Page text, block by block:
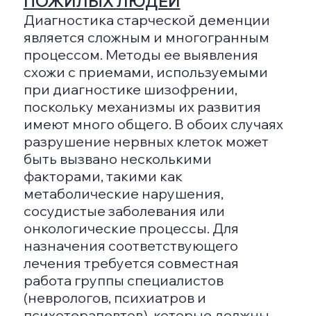
ПРОФИЛАКТИКА ДЕМЕНЦИИ
На текущий момент не разработаны
профилактические меры для
предотвращения старческой
деменции, что, к сожалению, является
действительностью. Однако важно
отметить, что заболевание, которое
проявляется позже, обычно
прогрессирует медленнее, что
создаёт более благоприятный
прогноз.
Качественный профессиональный
уход и регулярная медикаментозная
терапия могут помочь замедлить
проявление ключевых симптомов и
улучшить общее качество жизни
пациента. Для смягчения симптомов
агрессии и депрессии
рекомендуется вывозить человека на
море – морской воздух, содержащий
бром, положительно влияет на
нервную систему. Этот подход
известен как морская терапия.